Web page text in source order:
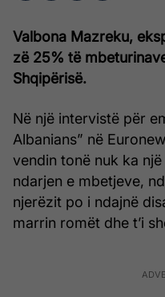
Valbona Mazreku,
zë 25% të
Shqipërisë.
Në një intervistë për
Albanians” në
vendin tonë nuk ka
ndarjen e mbetjeve,
njerëzit po i ndajnë
marrin romët dhe t’i